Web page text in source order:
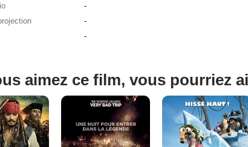
-
-
-
aimez ce film, vous pourriez